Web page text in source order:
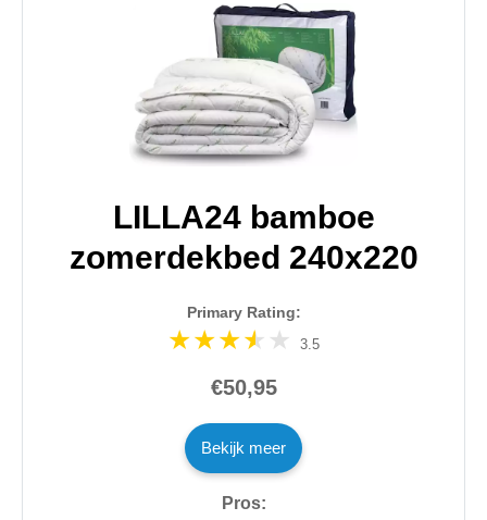
LILLA24 bamboe
zomerdekbed 240x220
Primary Rating:
3.5
€50,95
Bekijk meer
Pros: